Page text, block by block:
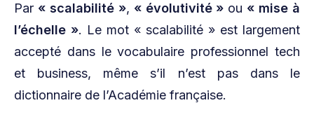
Par « scalabilité », « évolutivité » ou « mise à
l’échelle ». Le mot « scalabilité » est largement
accepté dans le vocabulaire professionnel tech
et business, même s’il n’est pas dans le
dictionnaire de l’Académie française.